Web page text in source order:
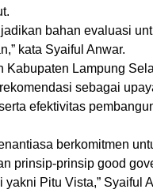
bahan evaluasi
kata Syaiful Anwar.
Kabupaten Lampung
sebagai
efektivitas
berkomitmen
prinsip-prinsip good
Pitu Vista,” Syaiful